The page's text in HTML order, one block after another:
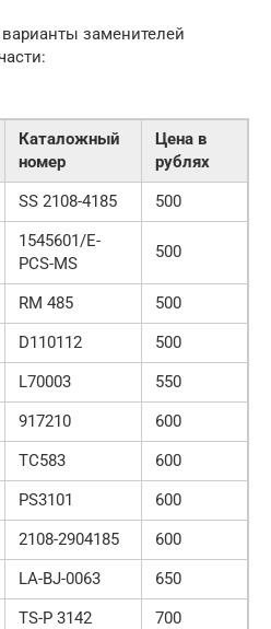
заменителей
Каталожный
номер
Цена в
рублях
SS 2108-4185 500
1545601/E-
PCS-MS
500
RM 485
500
D110112
500
L70003
550
917210
600
TC583
600
PS3101
600
2108-2904185
600
LA-BJ-0063
650
TS-P 3142
700